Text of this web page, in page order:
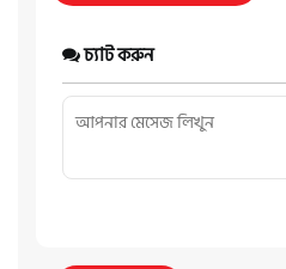
চ্যাট করুন